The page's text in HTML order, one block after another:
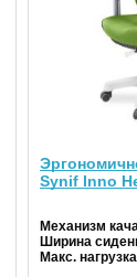
Synif Inno
Механизм
Ширина
Макс.